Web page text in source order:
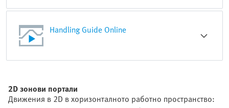
Handling Guide Online
2D зонови портали
Движения в 2D в хоризонталното работно пространство: